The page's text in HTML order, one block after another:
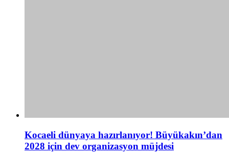
Kocaeli dünyaya hazırlanıyor! Büyükakın’dan
2028 için dev organizasyon müjdesi